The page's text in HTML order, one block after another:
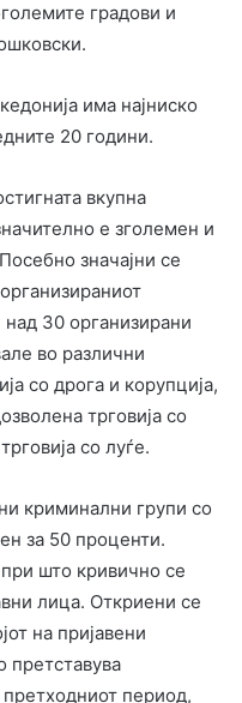
градови и
има најниско
20 години.
вкупна
е зголемен и
значајни се
30 организирани
во различни
со дрога и корупција,
трговија со
со луѓе.
криминални групи со
за 50 проценти.
што кривично се
лица. Откриени се
на пријавени
претставува
период,